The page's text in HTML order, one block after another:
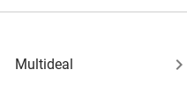
Multideal keyboard_arrow_right